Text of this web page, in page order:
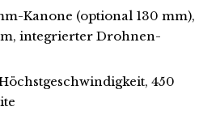
Kanone (optional 130 mm),
integrierter Drohnen-
450